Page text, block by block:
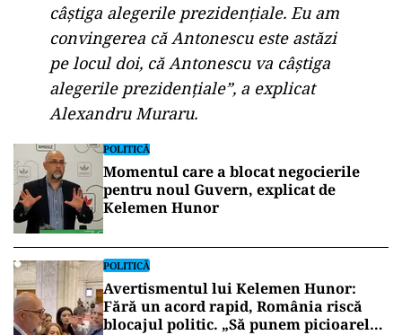
câștiga alegerile prezidențiale. Eu am
convingerea că Antonescu este astăzi
pe locul doi, că Antonescu va câștiga
alegerile prezidențiale”, a explicat
Alexandru Muraru.
POLITICĂ
Momentul care a blocat negocierile
pentru noul Guvern, explicat de
Kelemen Hunor
POLITICĂ
Avertismentul lui Kelemen Hunor:
Fără un acord rapid, România riscă
blocajul politic. „Să punem picioarele